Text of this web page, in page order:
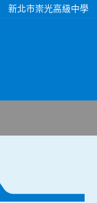
新北市崇光高級中學